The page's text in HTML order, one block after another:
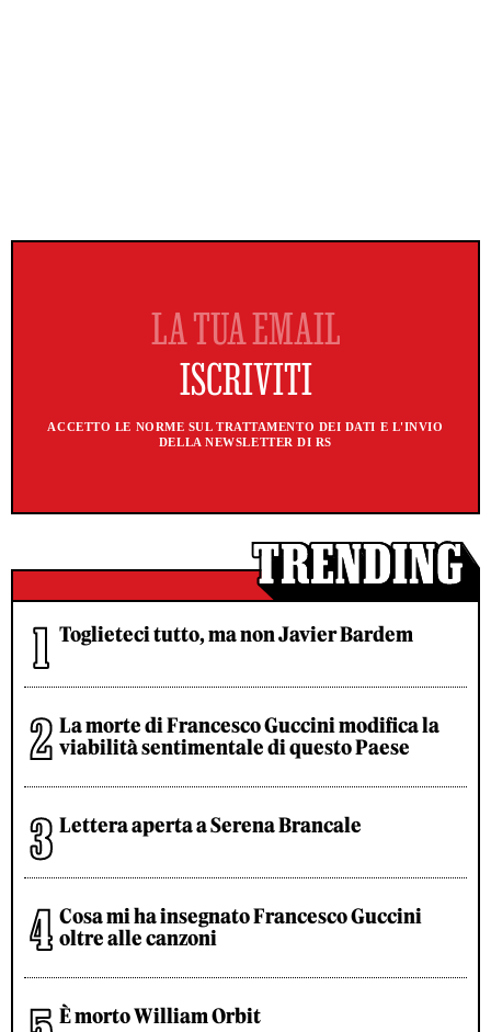
ACCETTO LE NORME SUL TRATTAMENTO DEI DATI E L'INVIO
DELLA NEWSLETTER DI RS
Toglieteci tutto, ma non Javier Bardem
La morte di Francesco Guccini modifica la
viabilità sentimentale di questo Paese
Lettera aperta a Serena Brancale
Cosa mi ha insegnato Francesco Guccini
oltre alle canzoni
È morto William Orbit